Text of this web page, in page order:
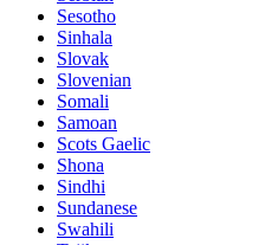
Sesotho
Sinhala
Slovak
Slovenian
Somali
Samoan
Scots Gaelic
Shona
Sindhi
Sundanese
Swahili